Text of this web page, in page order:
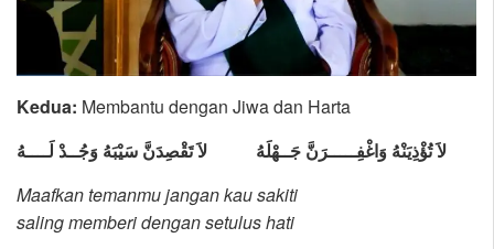
Kedua: Membantu dengan Jiwa dan Harta
لاَ تُؤْذِيَنْهُ وَاغْفِـــــرَنَّ جَــهْلَهُ
لاَ تَقْصِدَنَّ سَيْبَهُ وَجُــدْ لَــــهُ
Maafkan temanmu jangan kau sakiti
saling memberi dengan setulus hati